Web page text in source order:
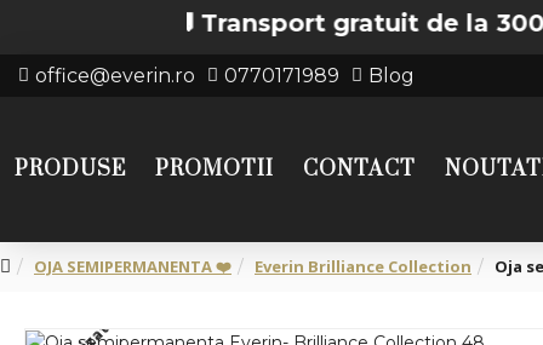
🚚 Transport gratuit de la 300 lei
office@everin.ro 0770171989 Blog
PRODUSE PROMOTII CONTACT
OJA SEMIPERMANENTA ❤️ Everin Brilliance Collection Oja